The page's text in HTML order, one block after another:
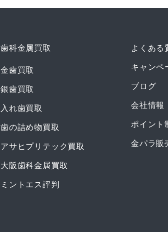
金歯買取
銀歯買取
入れ歯買取
歯の詰め物買取
アサヒプリテック買取
大阪歯科金属買取
ミントエス評判
よくある
キャンペ
ブログ
会社情報
ポイント
金パラ販